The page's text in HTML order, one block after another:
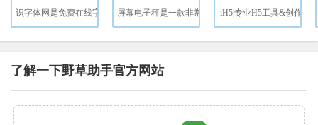
识字体网是免费在线字 屏幕电子秤是一款非常 iH5|专业H5工具&创作
了解一下野草助手官方网站